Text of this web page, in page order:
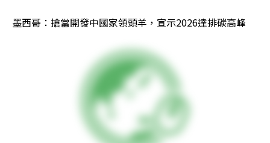
墨西哥：搶當開發中國家領頭羊，宣示2026達排碳高峰